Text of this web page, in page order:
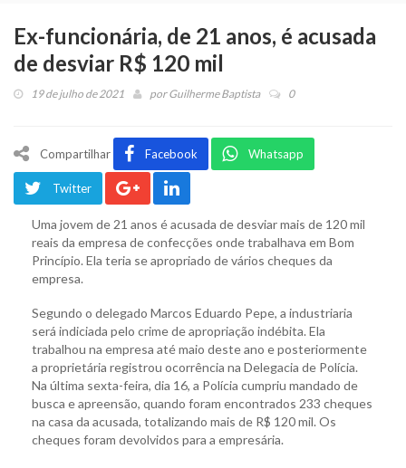
Ex-funcionária, de 21 anos, é acusada
de desviar R$ 120 mil
19 de julho de 2021 porGuilherme Baptista 0
Compartilhar Facebook Whatsapp
Twitter
Uma jovem de 21 anos é acusada de desviar mais de 120 mil
reais da empresa de confecções onde trabalhava em Bom
Princípio. Ela teria se apropriado de vários cheques da
empresa.
Segundo o delegado Marcos Eduardo Pepe, a industriaria
será indiciada pelo crime de apropriação indébita. Ela
trabalhou na empresa até maio deste ano e posteriormente
a proprietária registrou ocorrência na Delegacia de Polícia.
Na última sexta-feira, dia 16, a Polícia cumpriu mandado de
busca e apreensão, quando foram encontrados 233 cheques
na casa da acusada, totalizando mais de R$ 120 mil. Os
cheques foram devolvidos para a empresária.